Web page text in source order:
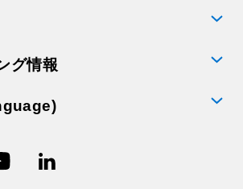
グ情報